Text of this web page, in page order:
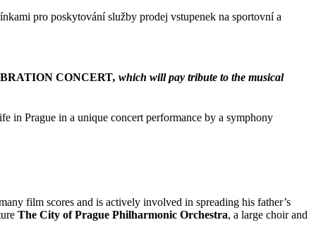
pro poskytování služby prodej vstupenek na sportovní a
CONCERT, which will pay tribute to the musical
in Prague in a unique concert performance by a symphony
film scores and is actively involved in spreading his father’s
The City of Prague Philharmonic Orchestra, a large choir and